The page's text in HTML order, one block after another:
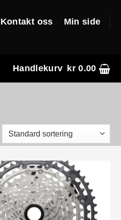
Kontakt oss Min side
Handlekurv kr0.00